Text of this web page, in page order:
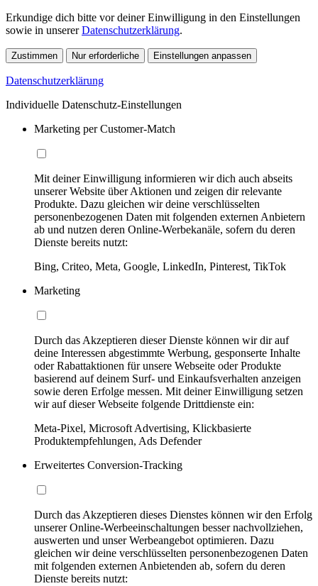
Erkundige dich bitte vor deiner Einwilligung in den Einstellungen
sowie in unsererDatenschutzerklärung.
Zustimmen Nur erforderliche Einstellungen anpassen
Datenschutzerklärung
Individuelle Datenschutz-Einstellungen
Marketing per Customer-Match
Mit deiner Einwilligung informieren wir dich auch abseits
unserer Website über Aktionen und zeigen dir relevante
Produkte. Dazu gleichen wir deine verschlüsselten
personenbezogenen Daten mit folgenden externen Anbietern
ab und nutzen deren Online-Werbekanäle, sofern du deren
Dienste bereits nutzt:
Bing, Criteo, Meta, Google, LinkedIn, Pinterest, TikTok
Marketing
Durch das Akzeptieren dieser Dienste können wir dir auf
deine Interessen abgestimmte Werbung, gesponserte Inhalte
oder Rabattaktionen für unsere Webseite oder Produkte
basierend auf deinem Surf- und Einkaufsverhalten anzeigen
sowie deren Erfolge messen. Mit deiner Einwilligung setzen
wir auf dieser Webseite folgende Drittdienste ein:
Meta-Pixel, Microsoft Advertising, Klickbasierte
Produktempfehlungen, Ads Defender
Erweitertes Conversion-Tracking
Durch das Akzeptieren dieses Dienstes können wir den Erfolg
unserer Online-Werbeeinschaltungen besser nachvollziehen,
auswerten und unser Werbeangebot optimieren. Dazu
gleichen wir deine verschlüsselten personenbezogenen Daten
mit folgenden externen Anbietenden ab, sofern du deren
Dienste bereits nutzt: